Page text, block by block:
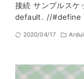
接続 サンプルス
default. //#define
2020/04/17